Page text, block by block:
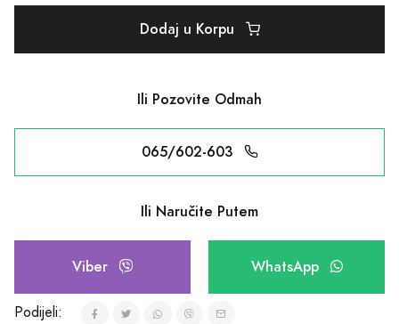
Dodaj u Korpu
Ili Pozovite Odmah
065/602-603
Ili Naručite Putem
Viber WhatsApp
Podijeli: